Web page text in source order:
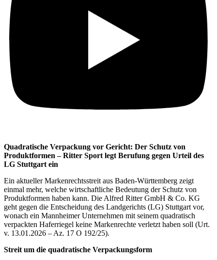
Quadratische Verpackung vor Gericht: Der Schutz von
Produktformen – Ritter Sport legt Berufung gegen Urteil des
LG Stuttgart ein
Ein aktueller Markenrechtsstreit aus Baden-Württemberg zeigt
einmal mehr, welche wirtschaftliche Bedeutung der Schutz von
Produktformen haben kann. Die Alfred Ritter GmbH & Co. KG
geht gegen die Entscheidung des Landgerichts (LG) Stuttgart vor,
wonach ein Mannheimer Unternehmen mit seinem quadratisch
verpackten Haferriegel keine Markenrechte verletzt haben soll (Urt.
v. 13.01.2026 – Az. 17 O 192/25).
Streit um die quadratische Verpackungsform